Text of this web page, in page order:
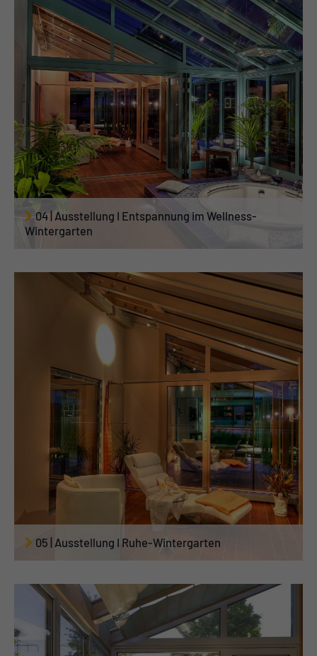
04 | Ausstellung I Entspannung im Wellness-
Wintergarten
05 | Ausstellung I Ruhe-Wintergarten